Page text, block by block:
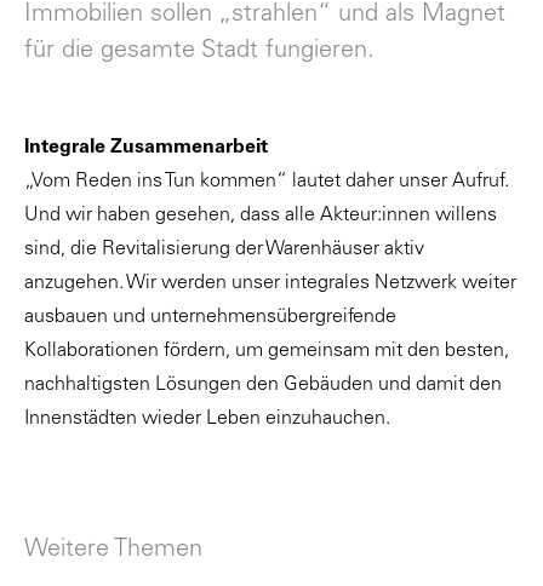
Immobilien sollen „strahlen“ und als Magnet
für die gesamte Stadt fungieren.
Integrale Zusammenarbeit
„Vom Reden ins Tun kommen“ lautet daher unser Aufruf.
Und wir haben gesehen, dass alle Akteur:innen willens
sind, die Revitalisierung der Warenhäuser aktiv
anzugehen. Wir werden unser integrales Netzwerk weiter
ausbauen und unternehmensübergreifende
Kollaborationen fördern, um gemeinsam mit den besten,
nachhaltigsten Lösungen den Gebäuden und damit den
Innenstädten wieder Leben einzuhauchen.
Weitere Themen